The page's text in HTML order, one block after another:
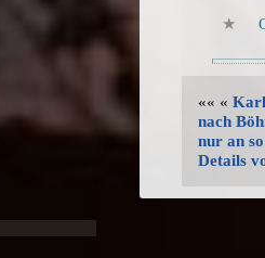
«« «
nach
nur an
Details